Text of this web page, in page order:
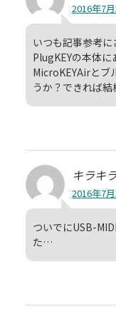
2016年7
いつも記事参考に
PlugKEYの本体
MicroKEYAirとブ
うか？できれば
キラキ
2016年7
ついでにUSB-
た…